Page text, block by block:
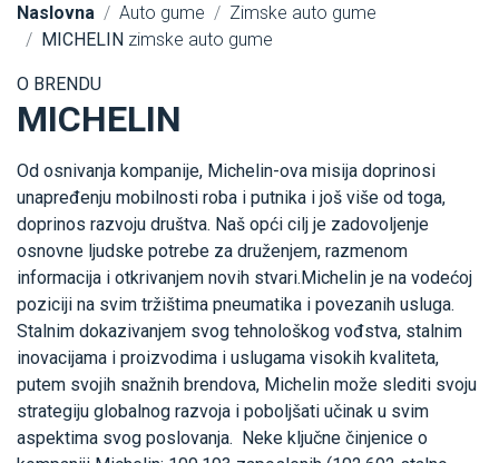
Naslovna Auto gume
Zimske auto gume
MICHELIN zimske auto gume
O BRENDU
MICHELIN
Od osnivanja kompanije, Michelin-ova misija doprinosi
unapređenju mobilnosti roba i putnika i još više od toga,
doprinos razvoju društva. Naš opći cilj je zadovoljenje
osnovne ljudske potrebe za druženjem, razmenom
informacija i otkrivanjem novih stvari.Michelin je na vodećoj
poziciji na svim tržištima pneumatika i povezanih usluga.
Stalnim dokazivanjem svog tehnološkog vođstva, stalnim
inovacijama i proizvodima i uslugama visokih kvaliteta,
putem svojih snažnih brendova, Michelin može slediti svoju
strategiju globalnog razvoja i poboljšati učinak u svim
aspektima svog poslovanja. Neke ključne činjenice o